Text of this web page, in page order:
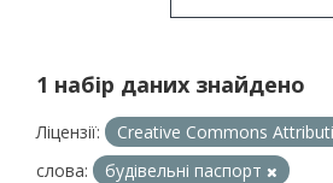
1 набір даних знайдено
Ліцензії: Creative Commons
слова:
будівельні паспорт